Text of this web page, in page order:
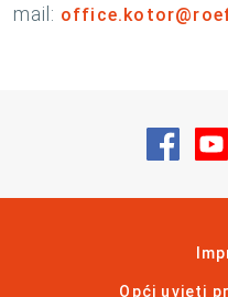
mail:
Opći uvjeti